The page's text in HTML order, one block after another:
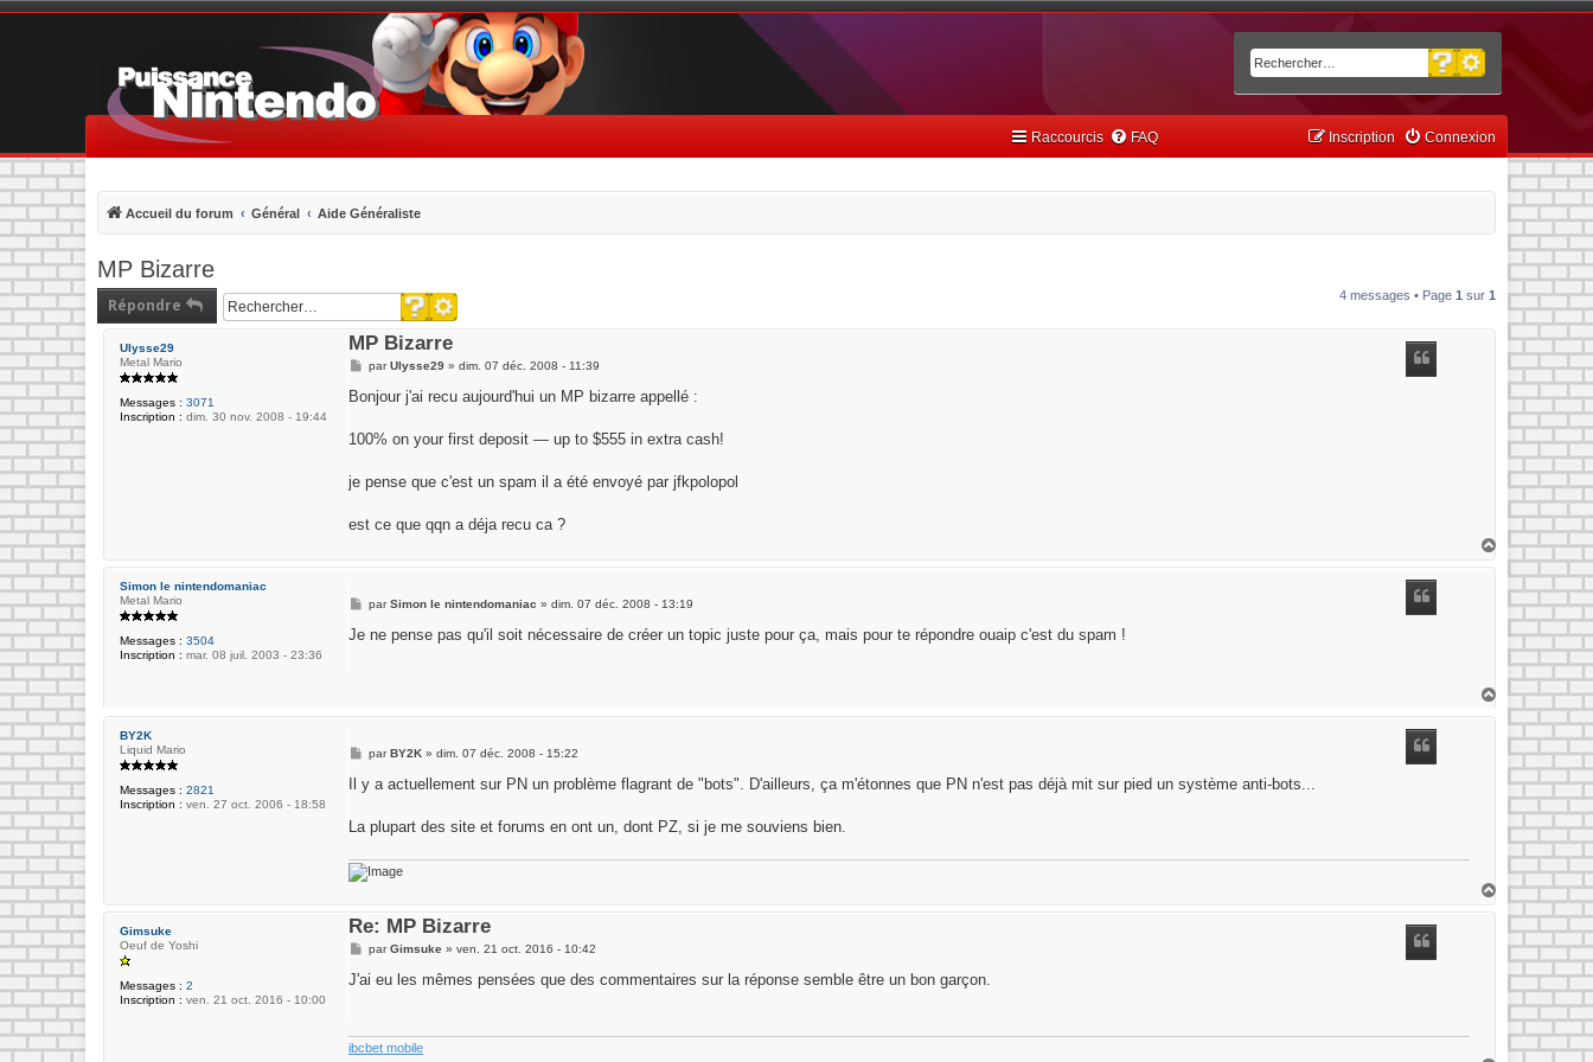
Rechercher
Recherche avancée
Raccourcis FAQ Connexion
Inscription
Accueil du forum Général Aide Généraliste
MP Bizarre
Répondre
Rechercher
Recherche avancée 4 messages • Page 1 sur 1
Ulysse29
Metal Mario
Messages : 3071
Inscription : dim. 30 nov. 2008 - 19:44
MP Bizarre
M
s
g
parUlysse29» dim. 07 déc. 2008 - 11:39
Bonjour j'ai recu aujourd'hui un MP bizarre appellé :
100% on your first deposit — up to $555 in extra cash!
je pense que c'est un spam il a été envoyé par jfkpolopol
est ce que qqn a déja recu ca ?
Simon le nintendomaniac
Metal Mario
Messages : 3504
Inscription : mar. 08 juil. 2003 - 23:36
M
s
parSimon le nintendomaniac » dim. 07 déc. 2008 - 13:19
Je ne pense pas qu'il soit nécessaire de créer un topic juste pour ça, mais pour te répondre ouaip c'est du spam !
H
BY2K
Liquid Mario
Messages : 2821
Inscription : ven. 27 oct. 2006 - 18:58
M
s
s
g
e
parBY2K» dim. 07 déc. 2008 - 15:22
Il y a actuellement sur PN un problème flagrant de "bots". D'ailleurs, ça m'étonnes que PN n'est pas déjà mit sur pied un système anti-bots...
La plupart des site et forums en ont un, dont PZ, si je me souviens bien.
H
Gimsuke
Oeuf de Yoshi
Messages : 2
Inscription : ven. 21 oct. 2016 - 10:00
Re: MP Bizarre
M
s
parGimsuke» ven. 21 oct. 2016 - 10:42
J'ai eu les mêmes pensées que des commentaires sur la réponse semble être un bon garçon.
ibcbet mobile